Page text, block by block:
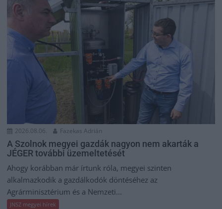
2026.08.06. Fazekas Adrián
A Szolnok megyei gazdák nagyon nem akarták a
JÉGER további üzemeltetését
Ahogy korábban már írtunk róla, megyei szinten
alkalmazkodik a gazdálkodók döntéséhez az
Agrárminisztérium és a Nemzeti...
JNSZ megyei hírek